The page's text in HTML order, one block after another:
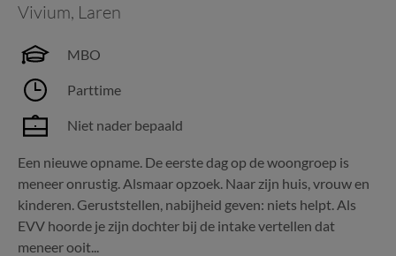
Vivium, Laren
MBO
Parttime
Niet nader bepaald
Een nieuwe opname. De eerste dag op de woongroep is
meneer onrustig. Alsmaar opzoek. Naar zijn huis, vrouw en
kinderen. Geruststellen, nabijheid geven: niets helpt. Als
EVV hoorde je zijn dochter bij de intake vertellen dat
meneer ooit...